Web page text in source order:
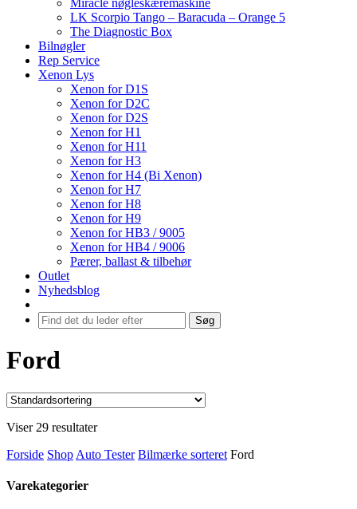
Miracle nøgleskæremaskine
LK Scorpio Tango – Baracuda – Orange 5
The Diagnostic Box
Bilnøgler
Rep Service
Xenon Lys
Xenon for D1S
Xenon for D2C
Xenon for D2S
Xenon for H1
Xenon for H11
Xenon for H3
Xenon for H4 (Bi Xenon)
Xenon for H7
Xenon for H8
Xenon for H9
Xenon for HB3 / 9005
Xenon for HB4 / 9006
Pærer, ballast & tilbehør
Outlet
Nyhedsblog
Søg
Ford
Viser 29 resultater
Forside Shop Auto Tester Bilmærke sorteret Ford
Varekategorier